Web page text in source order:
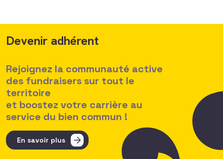
Devenir adhérent
Rejoignez la communauté active
des fundraisers sur tout le
territoire
et boostez votre carrière au
service du bien commun !
En savoir plus